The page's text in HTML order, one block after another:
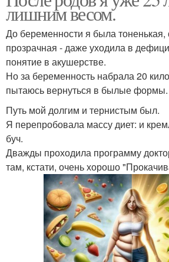
лишним весом.
До беременности я была тоненькая,
прозрачная - даже уходила в
понятие в акушерстве.
Но за беременность набрала 20
пытаюсь вернуться в былые формы.
Путь мой долгим и тернистым был.
Я перепробовала массу диет: и
буч.
Дважды проходила программу
там, кстати, очень хорошо